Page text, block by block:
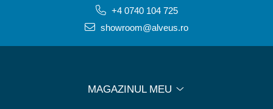
+4 0740 104 725
showroom@alveus.ro
MAGAZINUL MEU